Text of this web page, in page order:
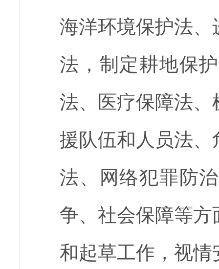
海洋环境保护法
法，制定耕地保
法、医疗保障法
援队伍和人员法
法、网络犯罪防
争、社会保障等
和起草工作，视情